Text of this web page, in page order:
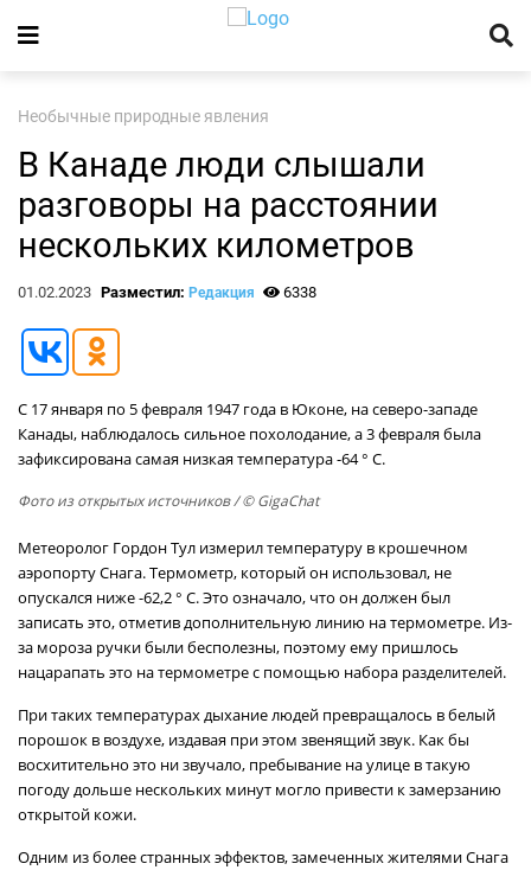
Необычные природные явления
В Канаде люди слышали
разговоры на расстоянии
нескольких километров
01.02.2023 Разместил: Редакция 6338
С 17 января по 5 февраля 1947 года в Юконе, на северо-западе
Канады, наблюдалось сильное похолодание, а 3 февраля была
зафиксирована самая низкая температура -64 ° C.
Фото из открытых источников/ © GigaChat
Метеоролог Гордон Тул измерил температуру в крошечном
аэропорту Снага. Термометр, который он использовал, не
опускался ниже -62,2 ° C. Это означало, что он должен был
записать это, отметив дополнительную линию на термометре. Из-
за мороза ручки были бесполезны, поэтому ему пришлось
нацарапать это на термометре с помощью набора разделителей.
При таких температурах дыхание людей превращалось в белый
порошок в воздухе, издавая при этом звенящий звук. Как бы
восхитительно это ни звучало, пребывание на улице в такую
погоду дольше нескольких минут могло привести к замерзанию
открытой кожи.
Одним из более странных эффектов, замеченных жителями Снага